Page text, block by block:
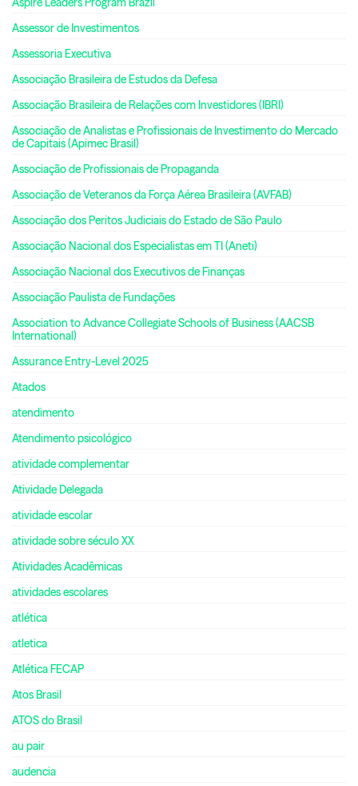
Assessor de Investimentos
Assessoria Executiva
Associação Brasileira de Estudos da Defesa
Associação Brasileira de Relações com Investidores (IBRI)
Associação de Analistas e Profissionais de Investimento do Mercado
de Capitais (Apimec Brasil)
Associação de Profissionais de Propaganda
Associação de Veteranos da Força Aérea Brasileira (AVFAB)
Associação dos Peritos Judiciais do Estado de São Paulo
Associação Nacional dos Especialistas em TI (Aneti)
Associação Nacional dos Executivos de Finanças
Associação Paulista de Fundações
Association to Advance Collegiate Schools of Business (AACSB
International)
Assurance Entry-Level 2025
Atados
atendimento
Atendimento psicológico
atividade complementar
Atividade Delegada
atividade escolar
atividade sobre século XX
Atividades Acadêmicas
atividades escolares
atlética
atletica
Atlética FECAP
Atos Brasil
ATOS do Brasil
au pair
audencia